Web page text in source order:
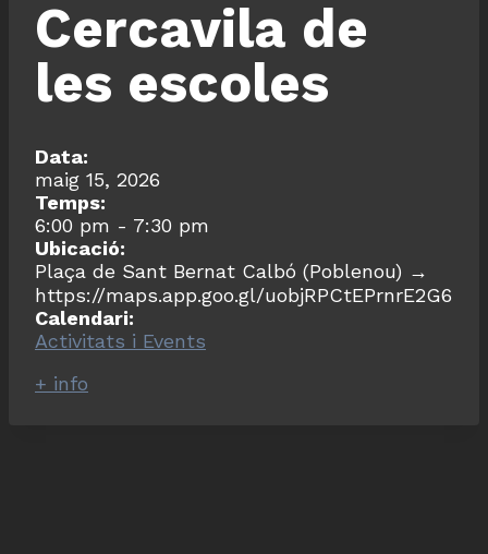
Cercavila de
les escoles
Data:
maig 15, 2026
Temps:
6:00 pm - 7:30 pm
Ubicació:
Plaça de Sant Bernat Calbó (Poblenou) →
https://maps.app.goo.gl/uobjRPCtEPrnrE2G6
Calendari:
Activitats i Events
+ info